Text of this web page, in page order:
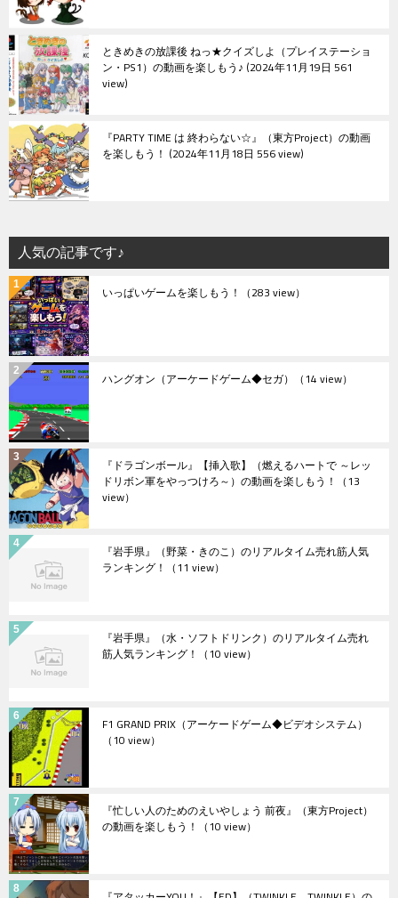
ときめきの放課後 ねっ★クイズしよ（プレイステーショ
ン・PS1）の動画を楽しもう♪ 2024年11月19日 561
view
『PARTY TIME は 終わらない☆』（東方Project）の動画
を楽しもう！ 2024年11月18日 556 view
人気の記事です♪
いっぱいゲームを楽しもう！ （283 view）
ハングオン（アーケードゲーム◆セガ） （14 view）
『ドラゴンボール』【挿入歌】（燃えるハートで ～レッ
ドリボン軍をやっつけろ～）の動画を楽しもう！ （13
view）
『岩手県』（野菜・きのこ）のリアルタイム売れ筋人気
ランキング！ （11 view）
『岩手県』（水・ソフトドリンク）のリアルタイム売れ
筋人気ランキング！ （10 view）
F1 GRAND PRIX（アーケードゲーム◆ビデオシステム）
（10 view）
『忙しい人のためのえいやしょう 前夜』（東方Project）
の動画を楽しもう！ （10 view）